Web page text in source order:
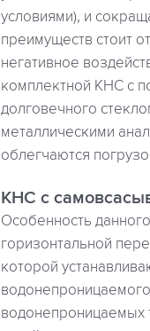
условиями), и
преимуществ стоит
негативное
комплектной КНС с
долговечного
металлическими
облегчаются
КНС с
Особенность
горизонтальной
которой
водонепроницаемых